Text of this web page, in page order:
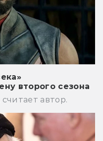
второго сезона
автор.